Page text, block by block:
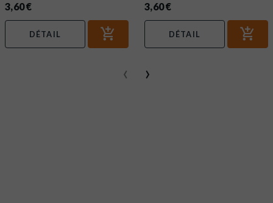
3,60 €
DÉTAIL
3,60 €
DÉTAIL
‹ ›